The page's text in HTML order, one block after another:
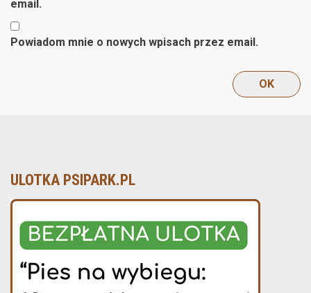
email.
Powiadom mnie o nowych wpisach przez email.
ULOTKA PSIPARK.PL